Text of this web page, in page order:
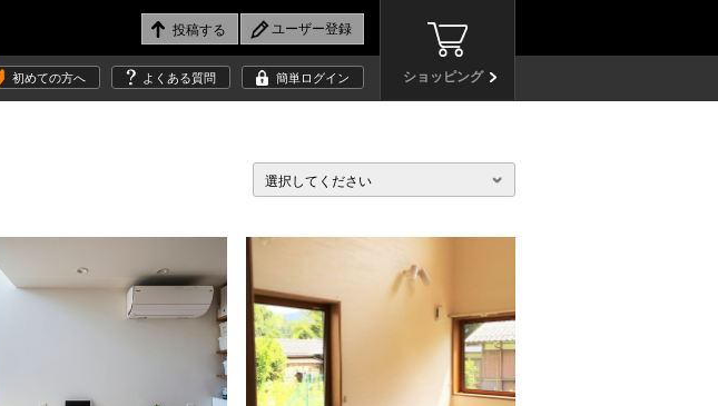
ショッピング
初めての方へ よくある質問 簡単ログイン
選択してください